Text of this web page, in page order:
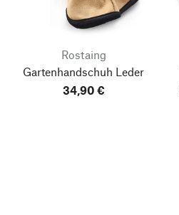
Rostaing
Gartenhandschuh Leder
34,90 €